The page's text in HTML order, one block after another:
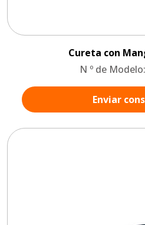
Cureta con
N º de Modelo:
Enviar